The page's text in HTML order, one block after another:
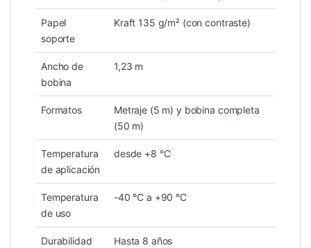
Papel
soporte
Kraft 135 g/m² (con contraste)
Ancho de
bobina
1,23 m
Formatos
Metraje (5 m) y bobina completa
(50 m)
Temperatura
de aplicación
desde +8 °C
Temperatura
de uso
-40 °C a +90 °C
Durabilidad
Hasta 8 años